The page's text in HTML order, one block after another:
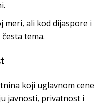
meri, ali kod dijaspore i
tema.
koji uglavnom cene
javnosti, privatnost i